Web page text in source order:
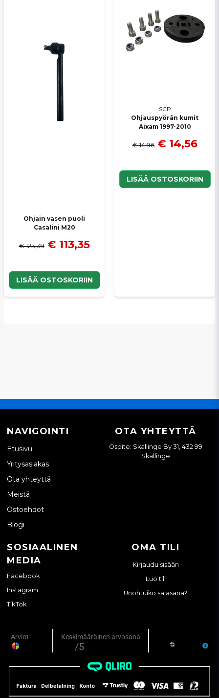
Ohjain vasen puoli
Casalini M20
€ 123,39 € 113,35
LISÄÄ OSTOSKORIIN
SCP
Ohjauspyörän kumit
Aixam 1997-2010
€ 14,96 € 14,56
LISÄÄ OSTOSKORIIN
NAVIGOINTI
Etusivu
Yritysasiakas
Ota yhteyttä
Meistä
Ostoehdot
Blogi
OTA YHTEYTTÄ
Osoite: Skällinge By 31, 432 99
Skällinge
SOSIAALINEN
MEDIA
Facebook
Instagram
TikTok
OMA TILI
Kirjaudu sisään
Luo tili
Unohtuiko salasana?